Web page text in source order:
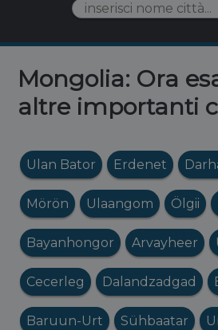
Mongolia: Ora
altre importanti
Ulan Bator Erdenet
Mörön Ulaangom Ölgii
Bayanhongor Arvayheer
Cecerleg Dalandzadgad
Baruun-Urt Sühbaatar